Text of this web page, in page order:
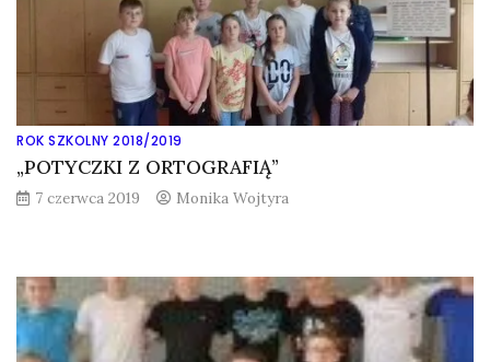
ROK SZKOLNY 2018/2019
„POTYCZKI Z ORTOGRAFIĄ”
7 czerwca 2019 Monika Wojtyra